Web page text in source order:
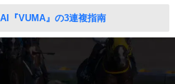
『VUMA』の3連複指南